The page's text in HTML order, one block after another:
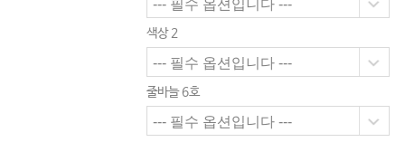
색상 2
줄바늘 6호